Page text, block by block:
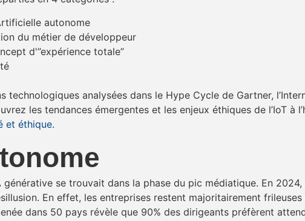
autonome
du métier de développeur
d'”expérience totale”
technologiques analysées dans le Hype Cycle de Gartner,
les tendances émergentes et les enjeux éthiques de l’IoT à
et éthique.
générative se trouvait dans la phase du pic médiatique. En
En effet, les entreprises restent majoritairement frileuses
dans 50 pays révèle que 90% des dirigeants préfèrent